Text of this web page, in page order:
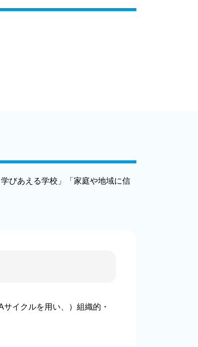
びあえる学校」「家庭や地域に信
イクルを用い、）組織的・